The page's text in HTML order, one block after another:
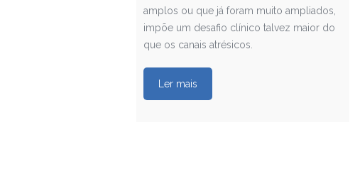
amplos ou que já foram muito ampliados,
impõe um desafio clínico talvez maior do
que os canais atrésicos.
Ler mais